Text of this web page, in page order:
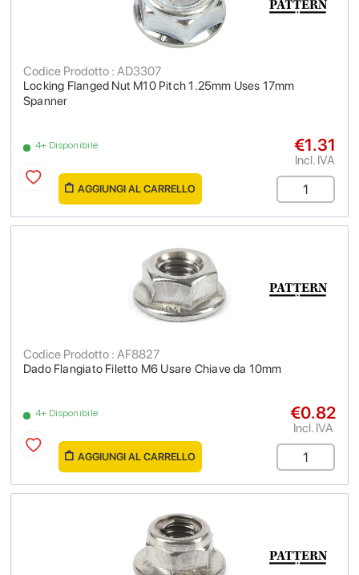
Locking Flanged Nut M10 Pitch 1.25mm Uses 17mm
Spanner
Codice Prodotto : AD3307
4+ Disponibile €1.31
Incl. IVA
AGGIUNGI AL CARRELLO
Dado Flangiato Filetto M6 Usare Chiave da 10mm
Codice Prodotto : AF8827
4+ Disponibile €0.82
Incl. IVA
AGGIUNGI AL CARRELLO